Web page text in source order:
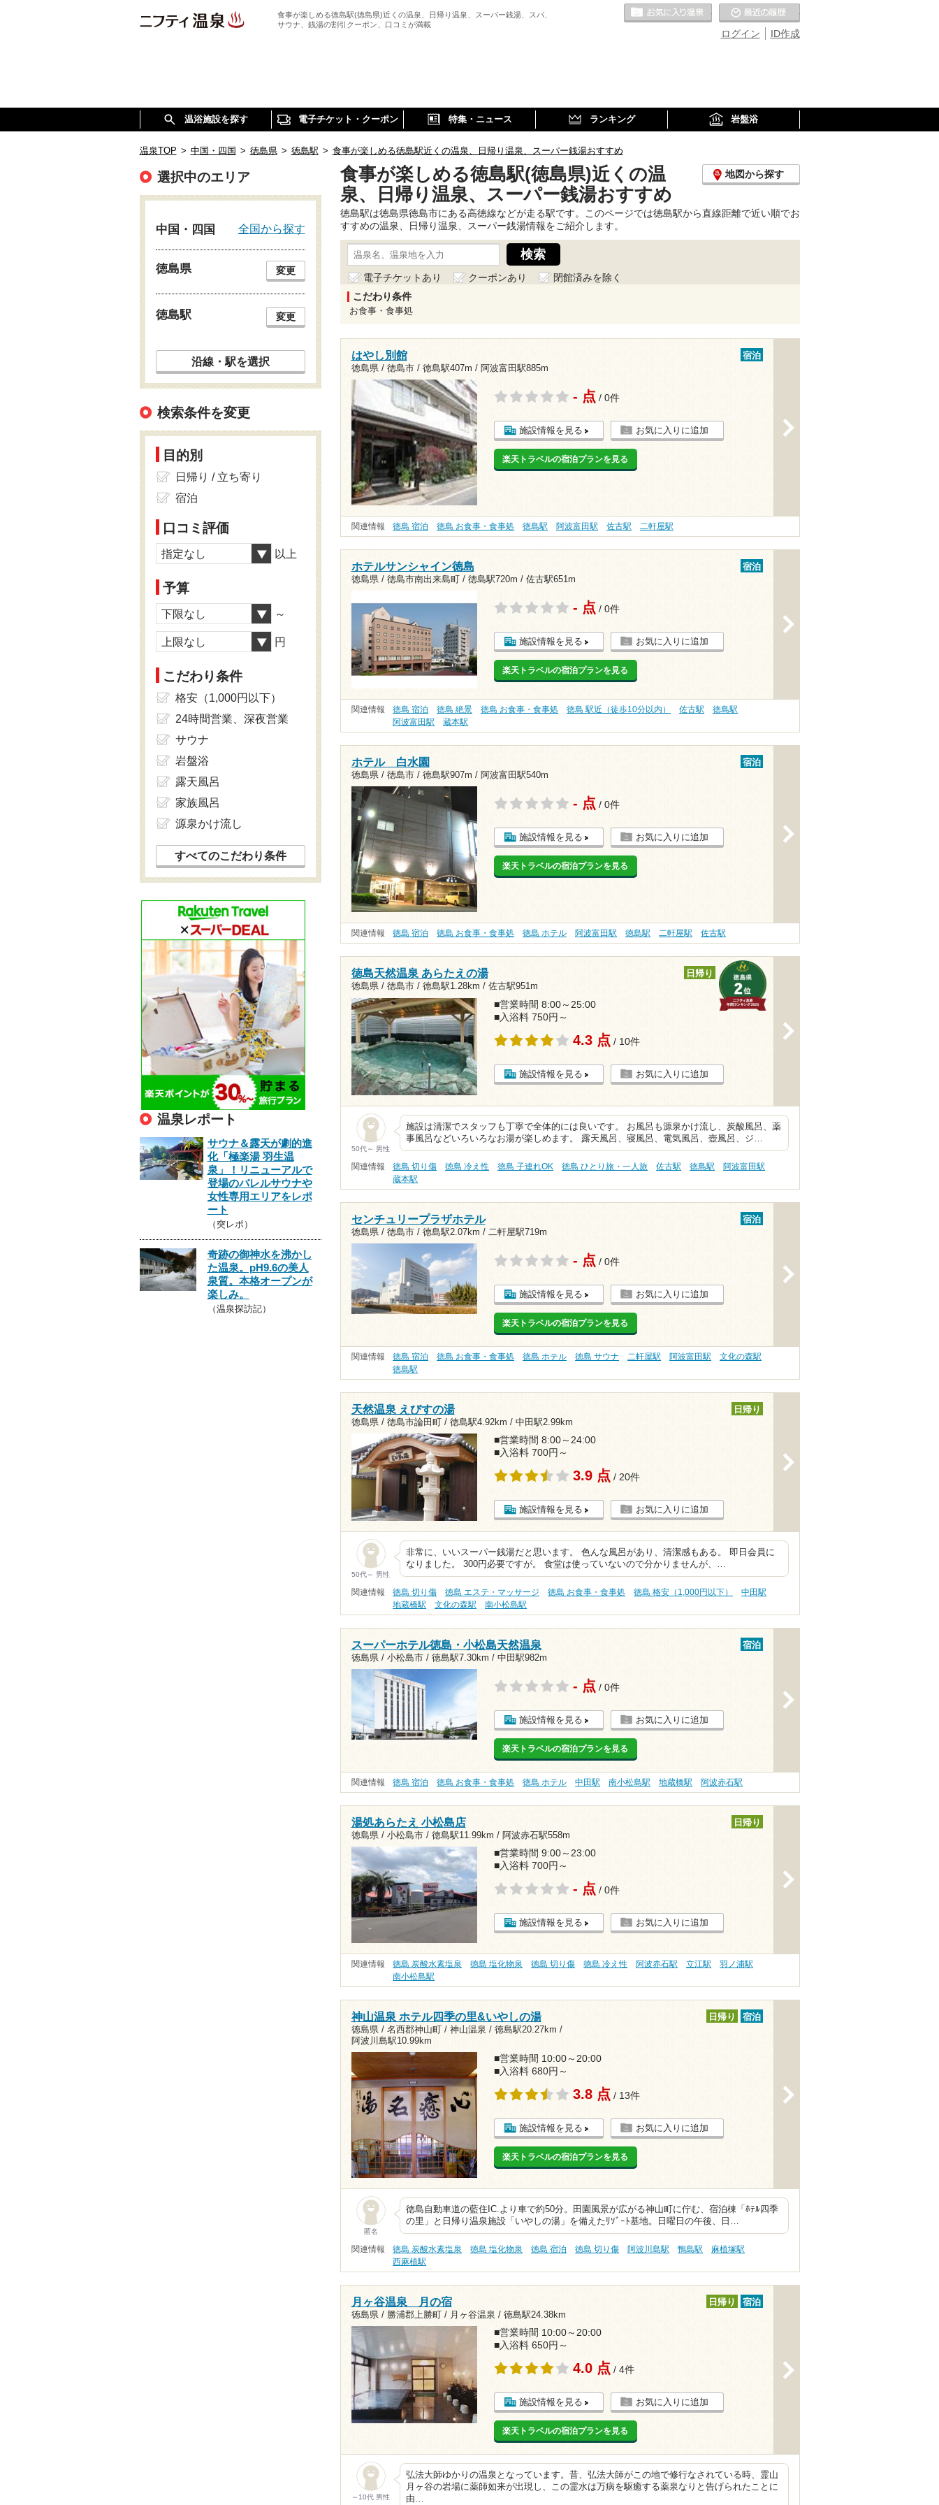
食事が楽しめる徳島駅(徳島県)近くの温泉、日帰り温泉、スーパー銭湯、スパ、
サウナ、銭湯の割引クーポン、口コミが満載
ID作成
ログイン
お気に入りの温泉
温浴施設を探す 電子チケット・クーポン 特集・ニュース ランキング 岩盤浴
温泉TOP > 中国・四国 > 徳島県 > 徳島駅 > 食事が楽しめる徳島駅近くの温泉、日帰り温泉、スーパー銭湯おすすめ
食事が楽しめる徳島駅(徳島県)近くの温
泉、日帰り温泉、スーパー銭湯おすすめ
地図から探す
徳島駅は徳島県徳島市にある高徳線などが走る駅です。このページでは徳島駅から直線距離で近い順でお
すすめの温泉、日帰り温泉、スーパー銭湯情報をご紹介します。
電子チケットあり クーポンあり
閉館済みを除く
こだわり条件
お食事・食事処
はやし別館
徳島県 / 徳島市 / 徳島駅407m / 阿波富田駅885m
宿泊
- 点 / 0件
施設情報を見る お気に入りに追加
楽天トラベルの宿泊プランを見る
関連情報 徳島 宿泊 徳島 お食事・食事処 徳島駅 阿波富田駅 佐古駅 二軒屋駅
ホテルサンシャイン徳島
徳島県 / 徳島市南出来島町 / 徳島駅720m / 佐古駅651m
宿泊
- 点 / 0件
施設情報を見る お気に入りに追加
楽天トラベルの宿泊プランを見る
関連情報 徳島 宿泊 徳島 絶景 徳島 お食事・食事処 徳島 駅近（徒歩10分以内） 佐古駅
徳島駅
阿波富田駅
蔵本駅
ホテル 白水園
徳島県 / 徳島市 / 徳島駅907m / 阿波富田駅540m
宿泊
- 点 / 0件
施設情報を見る お気に入りに追加
楽天トラベルの宿泊プランを見る
関連情報 徳島 宿泊 徳島 お食事・食事処 徳島 ホテル 阿波富田駅 徳島駅 二軒屋駅 佐古駅
徳島天然温泉 あらたえの湯
徳島県 / 徳島市 / 徳島駅1.28km / 佐古駅951m
日帰り
■営業時間 8:00～25:00
■入浴料 750円～
4.3 点 / 10件
施設情報を見る お気に入りに追加
50代～ 男性
施設は清潔でスタッフも丁寧で全体的には良いです。 お風呂も源泉かけ流し、炭酸風呂、薬
事風呂などいろいろなお湯が楽しめます。 露天風呂、寝風呂、電気風呂、壺風呂、ジ…
関連情報 徳島 切り傷 徳島 冷え性 徳島 子連れOK 徳島 ひとり旅・一人旅 佐古駅 徳島駅
阿波富田駅
蔵本駅
センチュリープラザホテル
徳島県 / 徳島市 / 徳島駅2.07km / 二軒屋駅719m
宿泊
- 点 / 0件
施設情報を見る お気に入りに追加
楽天トラベルの宿泊プランを見る
関連情報 徳島 宿泊 徳島 お食事・食事処 徳島 ホテル 徳島 サウナ 二軒屋駅 阿波富田駅
文化の森駅
徳島駅
天然温泉 えびすの湯
徳島県 / 徳島市論田町 / 徳島駅4.92km / 中田駅2.99km
日帰り
■営業時間 8:00～24:00
■入浴料 700円～
3.9 点 / 20件
施設情報を見る お気に入りに追加
50代～ 男性
非常に、いいスーパー銭湯だと思います。 色んな風呂があり、清潔感もある。 即日会員に
なりました。 300円必要ですが。 食堂は使っていないので分かりませんが、…
関連情報 徳島 切り傷 徳島 エステ・マッサージ 徳島 お食事・食事処 徳島 格安（1,000円以下）
中田駅
地蔵橋駅
文化の森駅 南小松島駅
スーパーホテル徳島・小松島天然温泉
徳島県 / 小松島市 / 徳島駅7.30km / 中田駅982m
宿泊
- 点 / 0件
施設情報を見る お気に入りに追加
楽天トラベルの宿泊プランを見る
関連情報 徳島 宿泊 徳島 お食事・食事処 徳島 ホテル 中田駅 南小松島駅 地蔵橋駅 阿波赤石駅
湯処あらたえ 小松島店
徳島県 / 小松島市 / 徳島駅11.99km / 阿波赤石駅558m
日帰り
■営業時間 9:00～23:00
■入浴料 700円～
- 点 / 0件
施設情報を見る お気に入りに追加
関連情報 徳島 炭酸水素塩泉 徳島 塩化物泉 徳島 切り傷 徳島 冷え性 阿波赤石駅 立江駅
羽ノ浦駅
南小松島駅
神山温泉 ホテル四季の里&いやしの湯
徳島県 / 名西郡神山町 / 神山温泉 / 徳島駅20.27km /
阿波川島駅10.99km
日帰り 宿泊
■営業時間 10:00～20:00
■入浴料 680円～
3.8 点 / 13件
施設情報を見る お気に入りに追加
楽天トラベルの宿泊プランを見る
匿名
徳島自動車道の藍住IC.より車で約50分。田園風景が広がる神山町に佇む、宿泊棟「ﾎﾃﾙ四季
の里」と日帰り温泉施設「いやしの湯」を備えたﾘｿﾞｰﾄ基地。日曜日の午後、日…
関連情報 徳島 炭酸水素塩泉 徳島 塩化物泉 徳島 宿泊 徳島 切り傷 阿波川島駅 鴨島駅
麻植塚駅
西麻植駅
月ヶ谷温泉 月の宿
徳島県 / 勝浦郡上勝町 / 月ヶ谷温泉 / 徳島駅24.38km
日帰り 宿泊
■営業時間 10:00～20:00
■入浴料 650円～
4.0 点 / 4件
施設情報を見る お気に入りに追加
楽天トラベルの宿泊プランを見る
～10代 男性
弘法大師ゆかりの温泉となっています。昔、弘法大師がこの地で修行なされている時、霊山
月ヶ谷の岩場に薬師如来が出現し、この霊水は万病を駆癒する薬泉なりと告げられたことに
由…
選択中のエリア
中国・四国 全国から探す
徳島県 変更
徳島駅 変更
沿線・駅を選択
検索条件を変更
目的別
日帰り / 立ち寄り
宿泊
口コミ評価
指定なし 以上
予算
下限なし ～
上限なし 円
こだわり条件
格安（1,000円以下）
24時間営業、深夜営業
サウナ
岩盤浴
露天風呂
家族風呂
源泉かけ流し
すべてのこだわり条件
温泉レポート
サウナ＆露天が劇的進
化「極楽湯 羽生温
泉」！リニューアルで
登場のバレルサウナや
女性専用エリアをレポ
ート
（突レポ）
奇跡の御神水を沸かし
た温泉。pH9.6の美人
泉質。本格オープンが
楽しみ。
（温泉探訪記）